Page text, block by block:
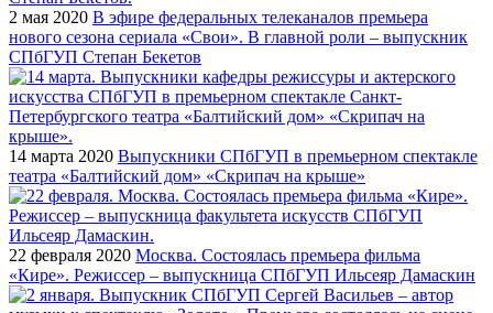
2 мая 2020 В эфире федеральных телеканалов премьера
нового сезона сериала «Свои». В главной роли – выпускник
СПбГУП Степан Бекетов
14 марта 2020 Выпускники СПбГУП в премьерном спектакле
театра «Балтийский дом» «Скрипач на крыше»
22 февраля 2020 Москва. Состоялась премьера фильма
«Кире». Режиссер – выпускница СПбГУП Ильсеяр Дамаскин